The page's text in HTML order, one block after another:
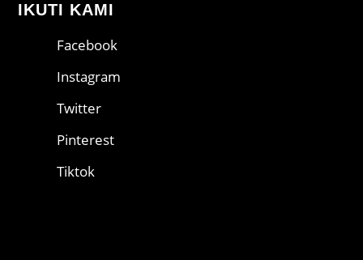
IKUTI KAMI
Facebook
Instagram
Twitter
Pinterest
Tiktok